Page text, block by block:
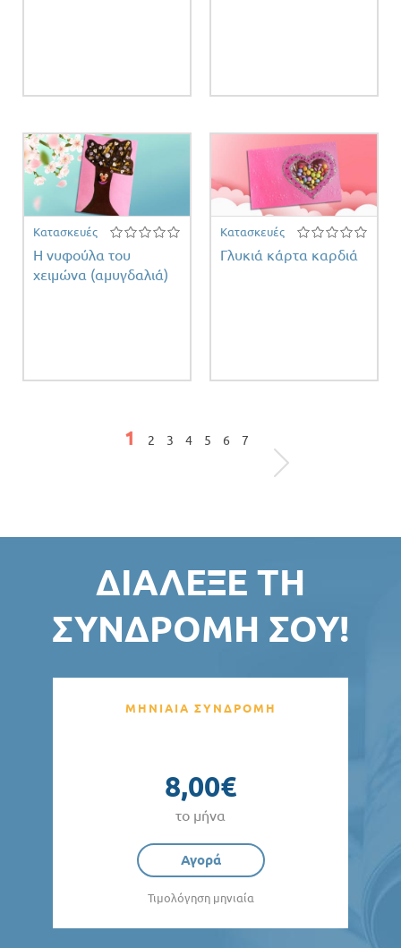
Κατασκευές
Η νυφούλα του
χειμώνα (αμυγδαλιά)
Κατασκευές
Γλυκιά κάρτα καρδιά
1 2 3 4 5 6 7
ΔΙΆΛΕΞΕ ΤΗ
ΣΥΝΔΡΟΜΉ ΣΟΥ!
ΜΗΝΙΑΙΑ ΣΥΝΔΡΟΜΗ
8,00€
το μήνα
Αγορά
Τιμολόγηση μηνιαία